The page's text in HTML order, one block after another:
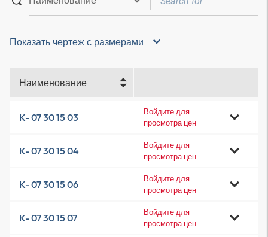
Показать чертеж с размерами
Наименование
K- 07 30 15 03
Войдите для
просмотра цен
K- 07 30 15 04
Войдите для
просмотра цен
K- 07 30 15 06
Войдите для
просмотра цен
K- 07 30 15 07
Войдите для
просмотра цен